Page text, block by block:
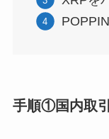
手順①国内取